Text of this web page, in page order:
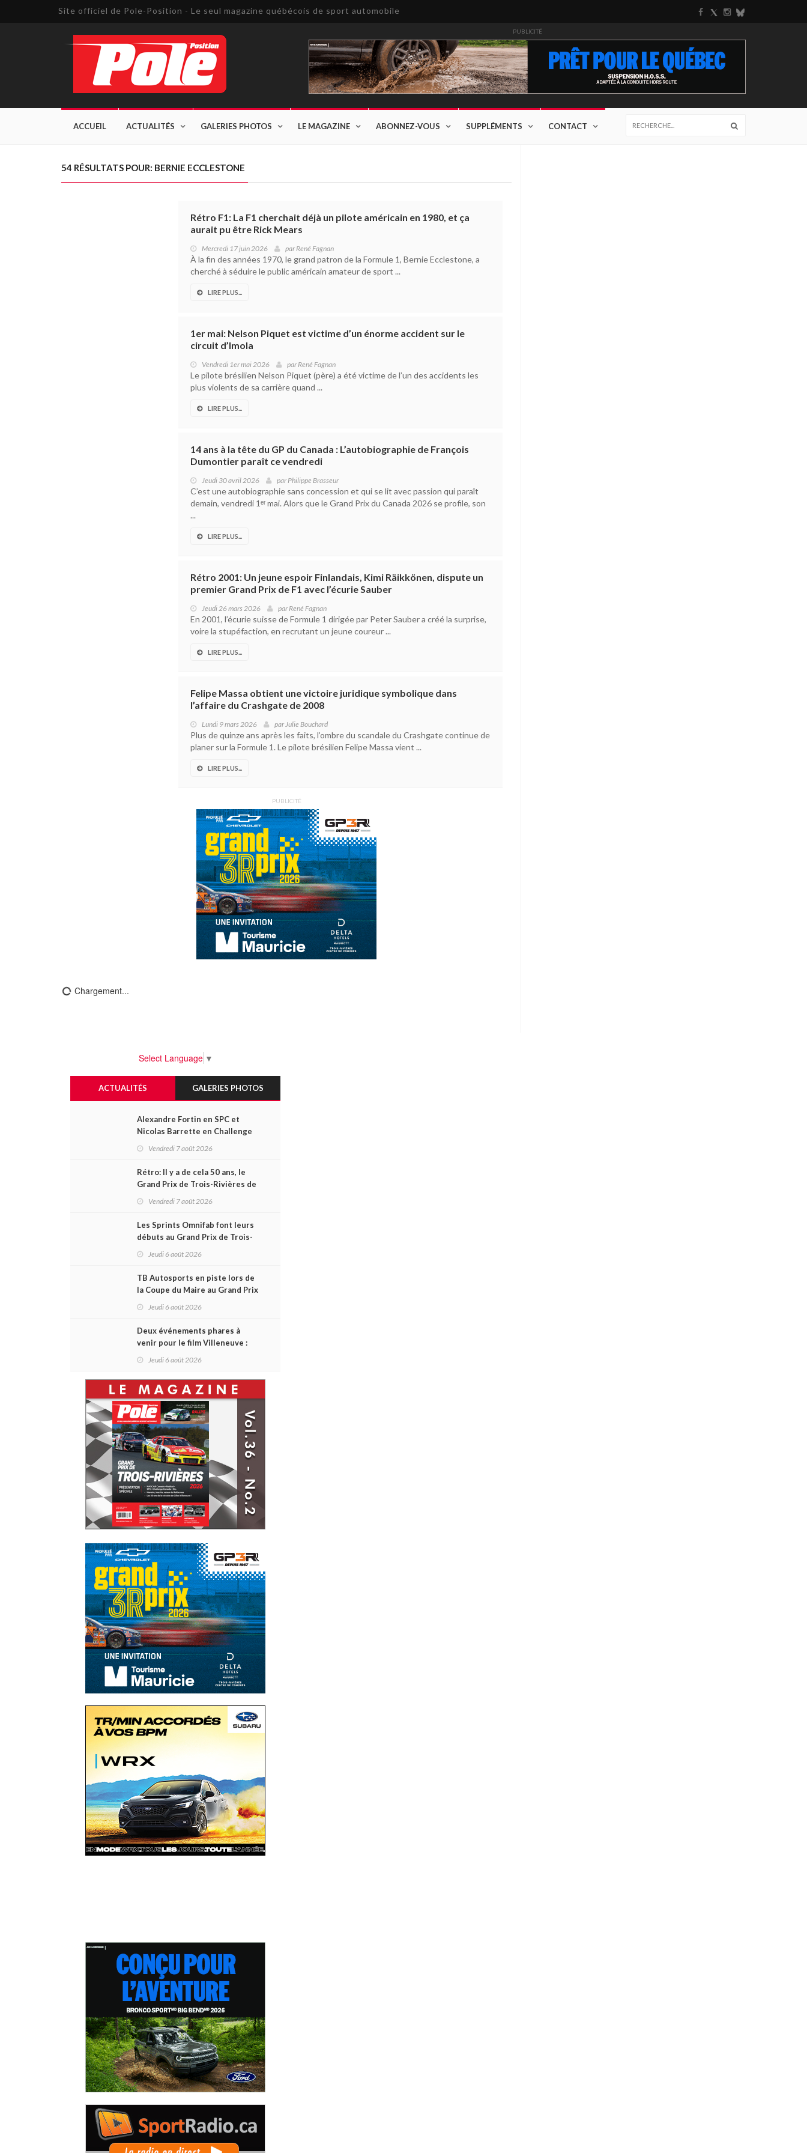
Site officiel de Pole-Position - Le seul magazine québécois de sport automobile
PUBLICITÉ
ACCUEIL ACTUALITÉS GALERIES PHOTOS LE MAGAZINE ABONNEZ-VOUS SUPPLÉMENTS CONTACT
54 RÉSULTATS POUR: BERNIE ECCLESTONE
Rétro F1: La F1 cherchait déjà un pilote américain en 1980, et ça
aurait pu être Rick Mears
Mercredi 17 juin 2026 parRené Fagnan
À la fin des années 1970, le grand patron de la Formule 1, Bernie Ecclestone, a
cherché à séduire le public américain amateur de sport ...
LIRE PLUS...
1er mai: Nelson Piquet est victime d’un énorme accident sur le
circuit d’Imola
Vendredi 1er mai 2026 parRené Fagnan
Le pilote brésilien Nelson Piquet (père) a été victime de l’un des accidents les
plus violents de sa carrière quand ...
LIRE PLUS...
14 ans à la tête du GP du Canada : L’autobiographie de François
Dumontier paraît ce vendredi
Jeudi 30 avril 2026 parPhilippe Brasseur
C’est une autobiographie sans concession et qui se lit avec passion qui paraît
demain, vendredi 1ᵉʳ mai. Alors que le Grand Prix du Canada 2026 se profile, son
...
LIRE PLUS...
Rétro 2001: Un jeune espoir Finlandais, Kimi Räikkönen, dispute un
premier Grand Prix de F1 avec l’écurie Sauber
Jeudi 26 mars 2026 parRené Fagnan
En 2001, l’écurie suisse de Formule 1 dirigée par Peter Sauber a créé la surprise,
voire la stupéfaction, en recrutant un jeune coureur ...
LIRE PLUS...
Felipe Massa obtient une victoire juridique symbolique dans
l’affaire du Crashgate de 2008
Lundi 9 mars 2026 parJulie Bouchard
Plus de quinze ans après les faits, l’ombre du scandale du Crashgate continue de
planer sur la Formule 1. Le pilote brésilien Felipe Massa vient ...
LIRE PLUS...
PUBLICITÉ
Chargement...
Select Language ▼
ACTUALITÉS GALERIES PHOTOS
Alexandre Fortin en SPC et
Nicolas Barrette en Challenge
Canada héros des premières
Vendredi 7 août 2026
Rétro: Il y a de cela 50 ans, le
Grand Prix de Trois-Rivières de
1976
Vendredi 7 août 2026
Les Sprints Omnifab font leurs
débuts au Grand Prix de Trois-
Rivières avec un format inspiré
Jeudi 6 août 2026
TB Autosports en piste lors de
la Coupe du Maire au Grand Prix
de Trois-Rivières
Jeudi 6 août 2026
Deux événements phares à
venir pour le film Villeneuve :
L'ascension d'une légende (+
Jeudi 6 août 2026